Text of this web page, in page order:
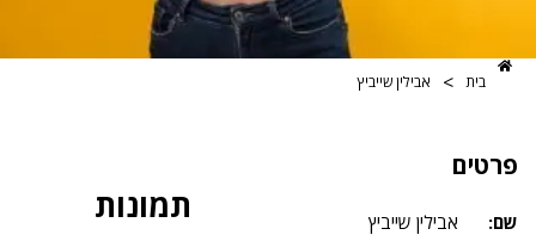
אבילין שייביץ
אבילין שייביץ
תמונות